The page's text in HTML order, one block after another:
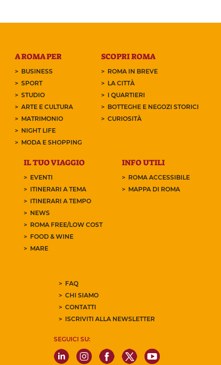
A ROMA PER
BUSINESS
SPORT
STUDIO
ARTE E CULTURA
MATRIMONIO
NIGHT LIFE
MODA E SHOPPING
SCOPRI ROMA
ROMA IN BREVE
LA CITTÀ
I QUARTIERI
BOTTEGHE E NEGOZI STORICI
CURIOSITÀ
IL TUO VIAGGIO
EVENTI
ITINERARI A TEMA
ITINERARI A TEMPO
NEWS
ROMA FREE/LOW COST
FOOD & WINE
MARE
INFO UTILI
ROMA ACCESSIBILE
MAPPA DI ROMA
FAQ
CHI SIAMO
CONTATTI
ISCRIVITI ALLA NEWSLETTER
SEGUICI SU: